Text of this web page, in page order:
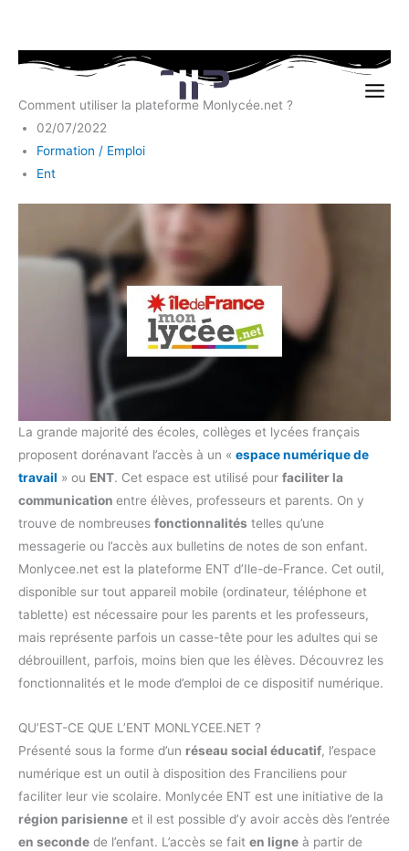
Aller
contenu
Comment utiliser la plateforme Monlycée.net ?
02/07/2022
Formation / Emploi
Ent
La grande majorité des écoles, collèges et lycées français
proposent dorénavant l’accès à un « espace numérique de
travail » ou ENT. Cet espace est utilisé pour faciliter la
communication entre élèves, professeurs et parents. On y
trouve de nombreuses fonctionnalités telles qu’une
messagerie ou l’accès aux bulletins de notes de son enfant.
Monlycee.net est la plateforme ENT d’Ile-de-France. Cet outil,
disponible sur tout appareil mobile (ordinateur, téléphone et
tablette) est nécessaire pour les parents et les professeurs,
mais représente parfois un casse-tête pour les adultes qui se
débrouillent, parfois, moins bien que les élèves. Découvrez les
fonctionnalités et le mode d’emploi de ce dispositif numérique.
QU’EST-CE QUE L’ENT MONLYCEE.NET ?
Présenté sous la forme d’un réseau social éducatif, l’espace
numérique est un outil à disposition des Franciliens pour
faciliter leur vie scolaire. Monlycée ENT est une initiative de la
région parisienne et il est possible d’y avoir accès dès l’entrée
en seconde de l’enfant. L’accès se fait en ligne à partir de